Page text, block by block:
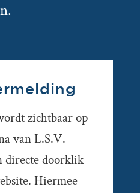
zichtbaar op
van L.S.V.
directe doorklik
Hiermee